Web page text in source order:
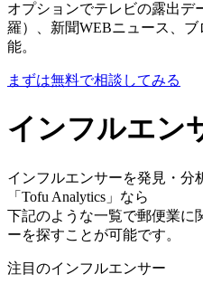
オプションでテレビの露出デ
羅）、新聞WEBニュース、
能。
まずは無料で相談してみる
インフルエン
インフルエンサーを発見・分
「Tofu Analytics」なら
下記のような一覧で郵便業に
ーを探すことが可能です。
注目のインフルエンサー